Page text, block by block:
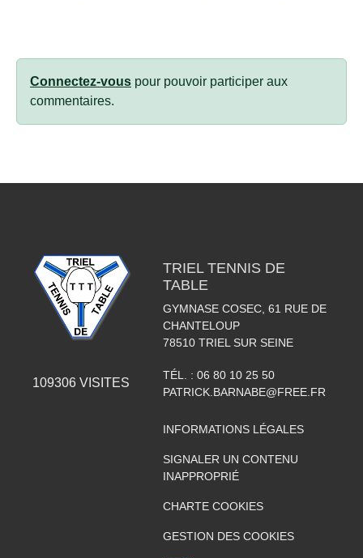
Connectez-vous pour pouvoir participer aux
commentaires.
109306 VISITES
TRIEL TENNIS DE
TABLE
GYMNASE COSEC, 61 RUE DE
CHANTELOUP
78510 TRIEL SUR SEINE
TÉL. : 06 80 10 25 50
PATRICK.BARNABE@FREE.FR
INFORMATIONS LÉGALES
SIGNALER UN CONTENU
INAPPROPRIÉ
CHARTE COOKIES
GESTION DES COOKIES